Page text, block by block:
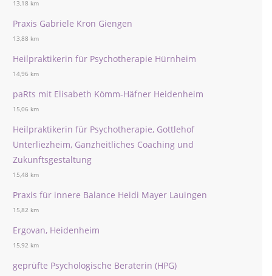
13,18 km
Praxis Gabriele Kron Giengen
13,88 km
Heilpraktikerin für Psychotherapie Hürnheim
14,96 km
paRts mit Elisabeth Kömm-Häfner Heidenheim
15,06 km
Heilpraktikerin für Psychotherapie, Gottlehof
Unterliezheim, Ganzheitliches Coaching und
Zukunftsgestaltung
15,48 km
Praxis für innere Balance Heidi Mayer Lauingen
15,82 km
Ergovan, Heidenheim
15,92 km
geprüfte Psychologische Beraterin (HPG)